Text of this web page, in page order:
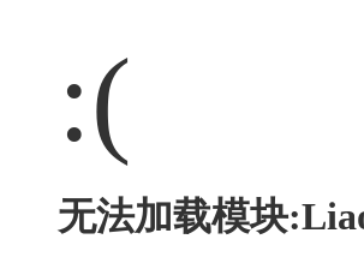
:(
无法加载模块